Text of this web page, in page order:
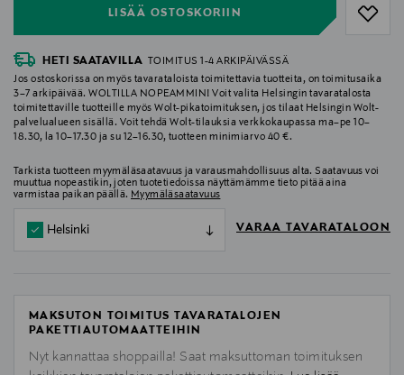
LISÄÄ OSTOSKORIIN
HETI SAATAVILLA
TOIMITUS 1-4 ARKIPÄIVÄSSÄ
Jos ostoskorissa on myös tavarataloista toimitettavia tuotteita, on toimitusaika
3–7 arkipäivää. WOLTILLA NOPEAMMIN! Voit valita Helsingin tavaratalosta
toimitettaville tuotteille myös Wolt-pikatoimituksen, jos tilaat Helsingin Wolt-
palvelualueen sisällä. Voit tehdä Wolt-tilauksia verkkokaupassa ma–pe 10–
18.30, la 10–17.30 ja su 12–16.30, tuotteen minimiarvo 40 €.
Tarkista tuotteen myymäläsaatavuus ja varausmahdollisuus alta. Saatavuus voi
muuttua nopeastikin, joten tuotetiedoissa näyttämämme tieto pitää aina
varmistaa paikan päällä. Myymäläsaatavuus
Helsinki VARAA TAVARATALOON
MAKSUTON TOIMITUS TAVARATALOJEN
PAKETTIAUTOMAATTEIHIN
Nyt kannattaa shoppailla! Saat maksuttoman toimituksen